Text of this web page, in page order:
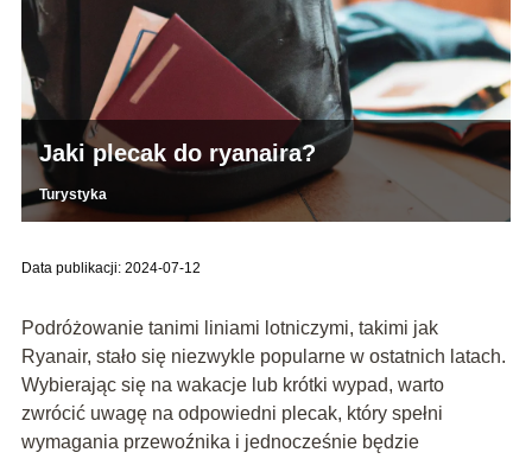
Jaki plecak do ryanaira?
Turystyka
Data publikacji: 2024-07-12
Podróżowanie tanimi liniami lotniczymi, takimi jak
Ryanair, stało się niezwykle popularne w ostatnich latach.
Wybierając się na wakacje lub krótki wypad, warto
zwrócić uwagę na odpowiedni plecak, który spełni
wymagania przewoźnika i jednocześnie będzie